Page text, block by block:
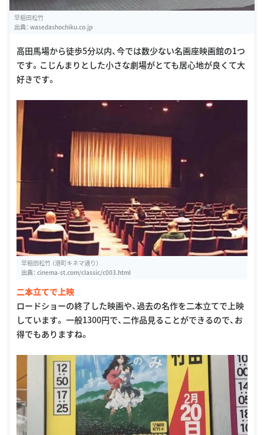
早稲田松竹
出典： wasedashochiku.co.jp
高田馬場から徒歩5分以内、今では数少ない名画座映画館の1つ
です。こじんまりとした小さな劇場がとても居心地が良くて大
好きです。
早稲田松竹 （港町キネマ通り）
出典： cinema-st.com/classic/c003.html
二本立てで上映
ロードショーの終了した映画や、過去の名作を二本立てで上映
しています。 一般1300円で、二作品見ることができるので、お
得でもありますね。